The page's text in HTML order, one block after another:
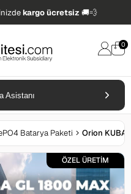
kargo ücretsiz 🚚💨
0
Asistanı
Batarya Paketi
ÖZEL ÜRETİM